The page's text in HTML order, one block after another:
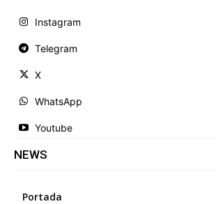
Instagram
Telegram
X
WhatsApp
Youtube
NEWS
Portada